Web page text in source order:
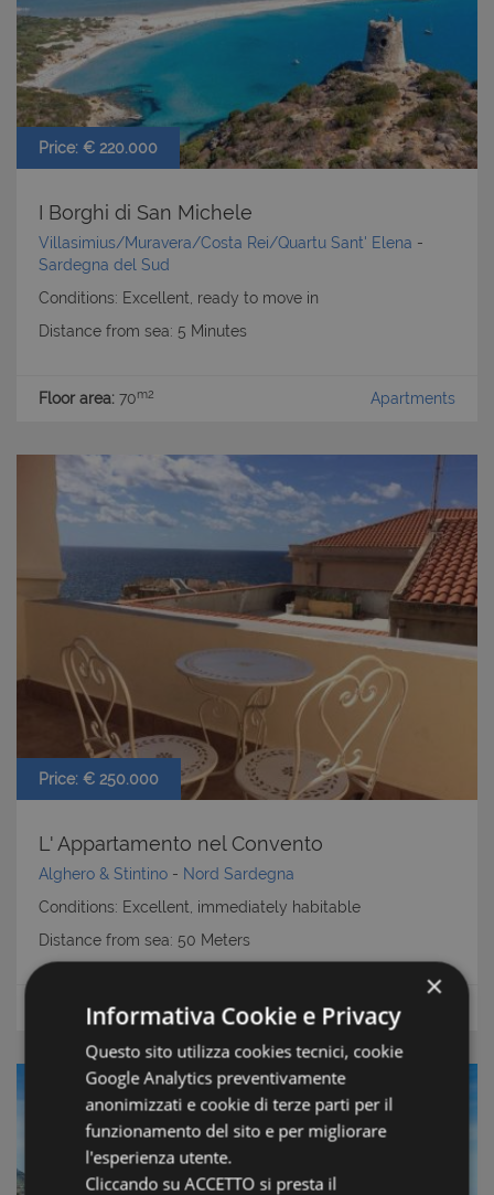
Price: € 220.000
I Borghi di San Michele
Villasimius/Muravera/Costa Rei/Quartu Sant' Elena -
Sardegna del Sud
Conditions: Excellent, ready to move in
Distance from sea: 5 Minutes
Floor area: 70m2 Apartments
Price: € 250.000
L' Appartamento nel Convento
Alghero & Stintino - Nord Sardegna
Conditions: Excellent, immediately habitable
Distance from sea: 50 Meters
Floor area:55 Apartments
×
Informativa Cookie e Privacy
Questo sito utilizza cookies tecnici, cookie
Google Analytics preventivamente
anonimizzati e cookie di terze parti per il
funzionamento del sito e per migliorare
l'esperienza utente.
Cliccando su ACCETTO si presta il